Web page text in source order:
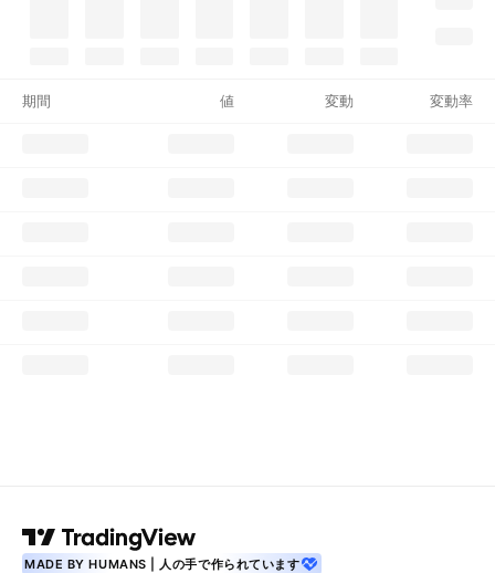
期間 値 変動 変動率
MADE BY HUMANS | 人の手で作られています